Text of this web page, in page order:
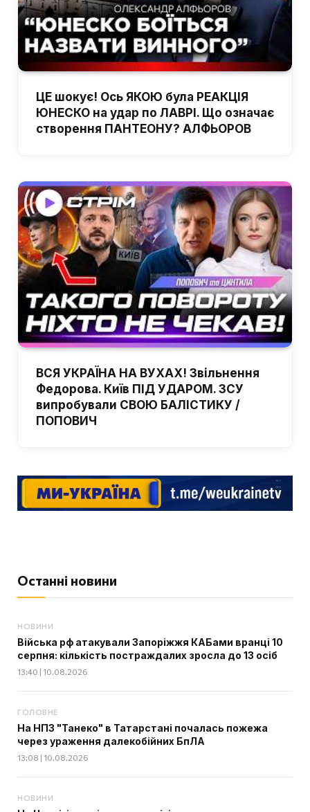
ЦЕ шокує! Ось ЯКОЮ була РЕАКЦІЯ
ЮНЕСКО на удар по ЛАВРІ. Що означає
створення ПАНТЕОНУ? АЛФЬОРОВ
ВСЯ УКРАЇНА НА ВУХАХ! Звільнення
Федорова. Київ ПІД УДАРОМ. ЗСУ
випробували СВОЮ БАЛІСТИКУ /
ПОПОВИЧ
Останні новини
НОВИНИ
Війська рф атакували Запоріжжя КАБами вранці 10
серпня: кількість постраждалих зросла до 13 осіб
13:40 | 10.08.2026
ГОЛОВНЕ
На НПЗ "Танеко" в Татарстані почалась пожежа
через ураження далекобійних БпЛА
13:08 | 10.08.2026
НОВИНИ